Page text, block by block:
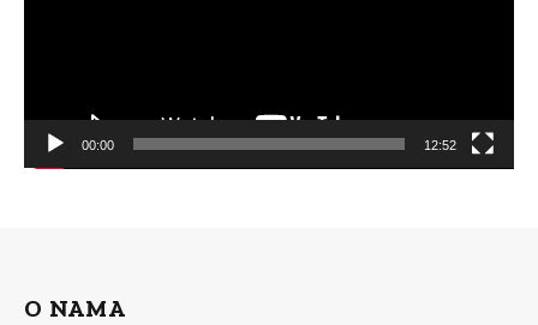
00:00 12:52
O NAMA